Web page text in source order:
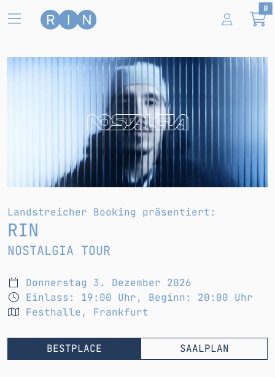
Zum Hauptinhalt springen 0
Nostalgia
Termine und Tickets
Landstreicher Booking präsentiert:
RIN
NOSTALGIA TOUR
Donnerstag 3. Dezember 2026
Einlass: 19:00 Uhr, Beginn: 20:00 Uhr
Festhalle, Frankfurt
BESTPLACE SAALPLAN